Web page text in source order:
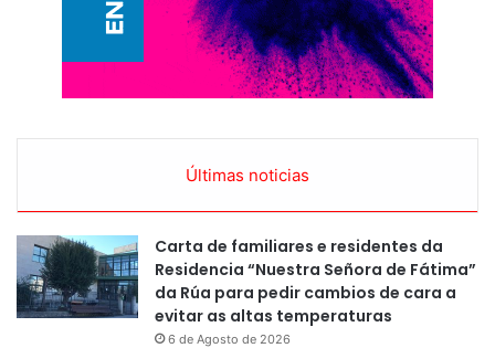
Últimas noticias
Carta de familiares e residentes da
Residencia “Nuestra Señora de Fátima”
da Rúa para pedir cambios de cara a
evitar as altas temperaturas
6 de Agosto de 2026